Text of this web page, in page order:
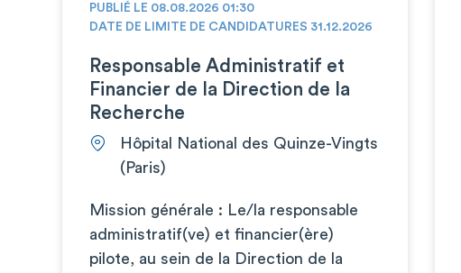
PUBLIÉ LE 08.08.2026 01:30
DATE DE LIMITE DE CANDIDATURES 31.12.2026
Responsable Administratif et
Financier de la Direction de la
Recherche
Hôpital National des Quinze-Vingts
(Paris)
Mission générale : Le/la responsable
administratif(ve) et financier(ère)
pilote, au sein de la Direction de la